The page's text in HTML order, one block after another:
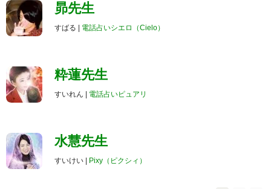
昴先生
すばる | 電話占いシエロ（Cielo）
粋蓮先生
すいれん | 電話占いピュアリ
水慧先生
すいけい | Pixy（ピクシィ）